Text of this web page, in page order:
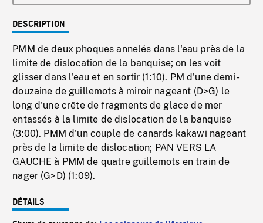
DESCRIPTION
PMM de deux phoques annelés dans l'eau près de la
limite de dislocation de la banquise; on les voit
glisser dans l'eau et en sortir (1:10). PM d'une demi-
douzaine de guillemots à miroir nageant (D>G) le
long d'une crête de fragments de glace de mer
entassés à la limite de dislocation de la banquise
(3:00). PMM d'un couple de canards kakawi nageant
près de la limite de dislocation; PAN VERS LA
GAUCHE à PMM de quatre guillemots en train de
nager (G>D) (1:09).
DÉTAILS